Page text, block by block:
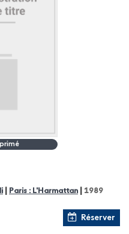
Paris : L'Harmattan 1989
Réserver